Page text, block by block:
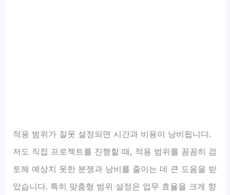
적용 범위가 잘못 설정되면 시간과 비용이 낭비됩니다.
저도 직접 프로젝트를 진행할 때, 적용 범위를 꼼꼼히 검
토해 예상치 못한 분쟁과 낭비를 줄이는 데 큰 도움을 받
았습니다. 특히 맞춤형 범위 설정은 업무 효율을 크게 향